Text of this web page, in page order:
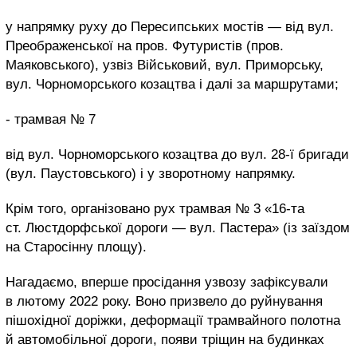
у напрямку руху до Пересипських мостів — від вул.
Преображенської на пров. Футуристів (пров.
Маяковського), узвіз Військовий, вул. Приморську,
вул. Чорноморського козацтва і далі за маршрутами;
- трамвая № 7
від вул. Чорноморського козацтва до вул. 28-ї бригади
(вул. Паустовського) і у зворотному напрямку.
Крім того, організовано рух трамвая № 3 «16-та
ст. Люстдорфської дороги — вул. Пастера» (із заїздом
на Старосінну площу).
Нагадаємо, вперше просідання узвозу зафіксували
в лютому 2022 року. Воно призвело до руйнування
пішохідної доріжки, деформації трамвайного полотна
й автомобільної дороги, появи тріщин на будинках